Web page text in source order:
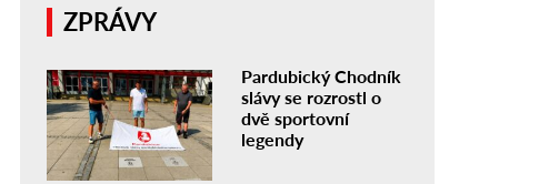
ZPRÁVY
Pardubický Chodník
slávy se rozrostl o
dvě sportovní
legendy